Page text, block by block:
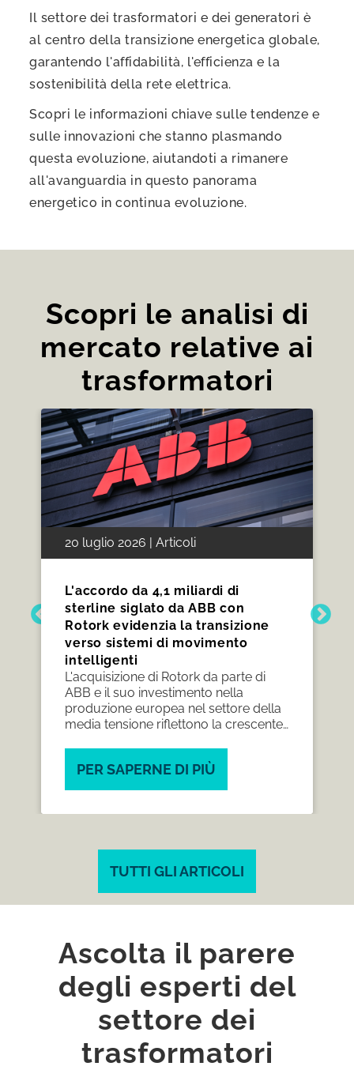
Il settore dei trasformatori e dei generatori è
al centro della transizione energetica globale,
garantendo l'affidabilità, l'efficienza e la
sostenibilità della rete elettrica.
Scopri le informazioni chiave sulle tendenze e
sulle innovazioni che stanno plasmando
questa evoluzione, aiutandoti a rimanere
all'avanguardia in questo panorama
energetico in continua evoluzione.
Scopri le analisi di
mercato relative ai
trasformatori
20 luglio 2026 | Articoli
L'accordo da 4,1 miliardi di
sterline siglato da ABB con
Rotork evidenzia la transizione
verso sistemi di movimento
intelligenti
L'acquisizione di Rotork da parte di
ABB e il suo investimento nella
produzione europea nel settore della
media tensione riflettono la crescente
nuove opportunità lungo l'intera filiera
produttiva del settore elettrico.
PER SAPERNE DI PIÙ
TUTTI GLI ARTICOLI
Ascolta il parere
degli esperti del
settore dei
trasformatori